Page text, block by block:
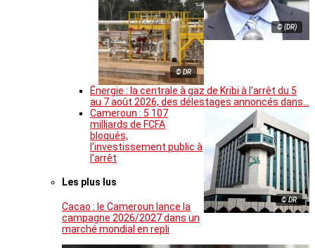
© (DR)
© DR
Énergie : la centrale à gaz de Kribi à l’arrêt du 5
au 7 août 2026, des délestages annoncés dans…
© DR
Cameroun : 5 107
milliards de FCFA
bloqués,
l’investissement public à
l’arrêt
Les plus lus
Cacao : le Cameroun lance la
campagne 2026/2027 dans un
marché mondial en repli